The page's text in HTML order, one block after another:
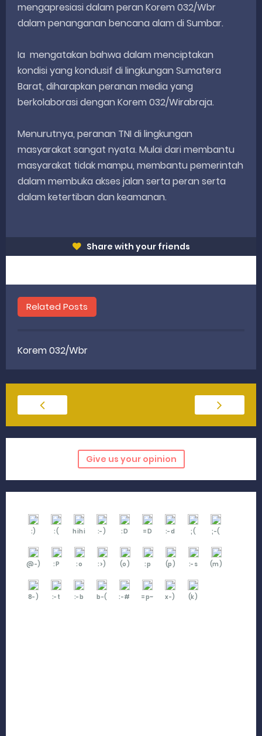
mengapresiasi dalam peran Korem 032/Wbr
dalam penanganan bencana alam di Sumbar.
Ia mengatakan bahwa dalam menciptakan
kondisi yang kondusif di lingkungan Sumatera
Barat, diharapkan peranan media yang
berkolaborasi dengan Korem 032/Wirabraja.
Menurutnya, peranan TNI di lingkungan
masyarakat sangat nyata. Mulai dari membantu
masyarakat tidak mampu, membantu pemerintah
dalam membuka akses jalan serta peran serta
dalam ketertiban dan keamanan.
Share with your friends
Related Posts
Korem 032/Wbr
Give us your opinion
:) :( hihi :-) :D =D :-d ;( ;-(
@-) :P :o :>) (o) :p (p) :-s (m)
8-) :-t :-b b-( :-# =p~ x-) (k)